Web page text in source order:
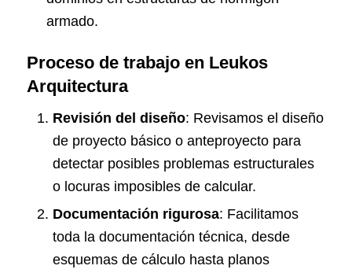
armado.
Proceso de trabajo en Leukos
Arquitectura
Revisión del diseño: Revisamos el diseño
de proyecto básico o anteproyecto para
detectar posibles problemas estructurales
o locuras imposibles de calcular.
Documentación rigurosa: Facilitamos
toda la documentación técnica, desde
esquemas de cálculo hasta planos